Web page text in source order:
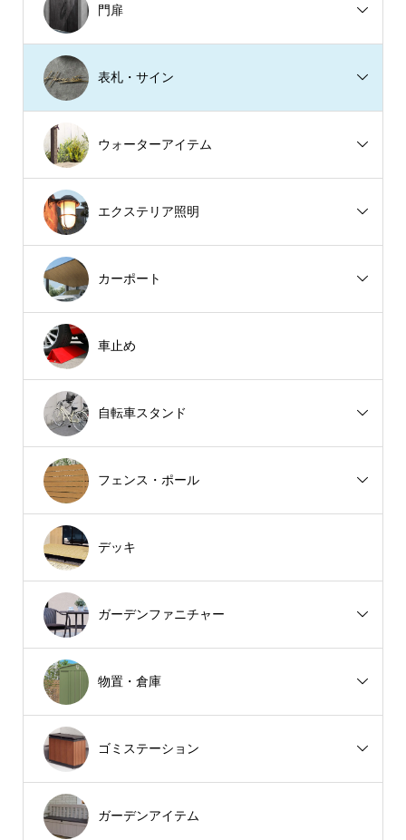
門扉
表札・サイン
ウォーターアイテム
エクステリア照明
カーポート
車止め
自転車スタンド
フェンス・ポール
デッキ
ガーデンファニチャー
物置・倉庫
ゴミステーション
ガーデンアイテム